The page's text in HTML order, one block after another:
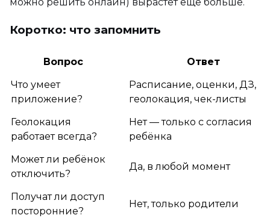
можно решить онлайн) вырастет ещё больше.
Коротко: что запомнить
Вопрос
Ответ
Что умеет
приложение?
Расписание, оценки, ДЗ,
геолокация, чек-листы
Геолокация
работает всегда?
Нет — только с согласия
ребёнка
Может ли ребёнок
отключить?
Да, в любой момент
Получат ли доступ
посторонние?
Нет, только родители